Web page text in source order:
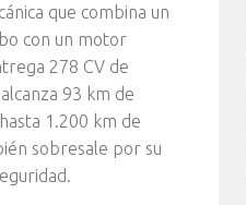
que combina un
con un motor
278 CV de
93 km de
1.200 km de
sobresale por su